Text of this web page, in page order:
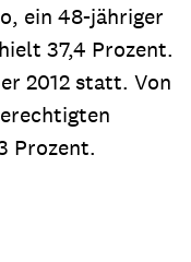
ein 48-jähriger
37,4 Prozent.
2012 statt. Von
Prozent.